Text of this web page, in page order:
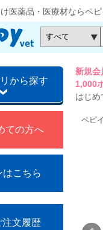
医薬品・医療材ならペ
から探す
新規
1,000
はじめ
ての方へ
はこちら
注文履歴
ペピ